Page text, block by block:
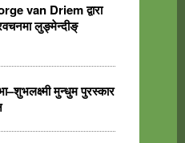
van Driem द्वारा
लुङ्मेन्दीङ्
मुन्धुम पुरस्कार